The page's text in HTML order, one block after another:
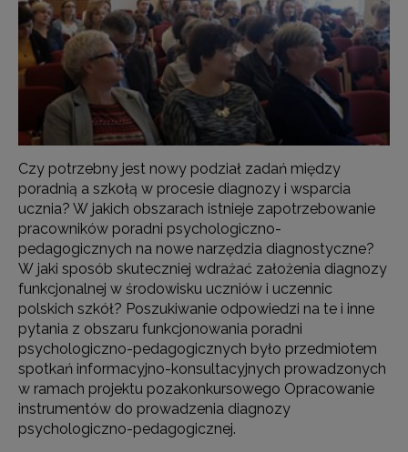
Czy potrzebny jest nowy podział zadań między
poradnią a szkołą w procesie diagnozy i wsparcia
ucznia? W jakich obszarach istnieje zapotrzebowanie
pracowników poradni psychologiczno-
pedagogicznych na nowe narzędzia diagnostyczne?
W jaki sposób skuteczniej wdrażać założenia diagnozy
funkcjonalnej w środowisku uczniów i uczennic
polskich szkół? Poszukiwanie odpowiedzi na te i inne
pytania z obszaru funkcjonowania poradni
psychologiczno-pedagogicznych było przedmiotem
spotkań informacyjno-konsultacyjnych prowadzonych
w ramach projektu pozakonkursowego Opracowanie
instrumentów do prowadzenia diagnozy
psychologiczno-pedagogicznej.